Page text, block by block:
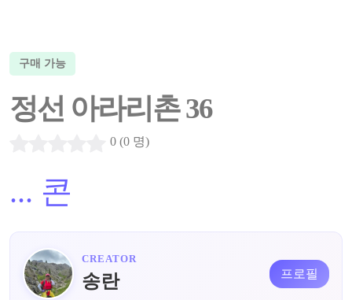
구매 가능
정선 아라리촌 36
0 (0 명)
... 콘
CREATOR
송란 프로필